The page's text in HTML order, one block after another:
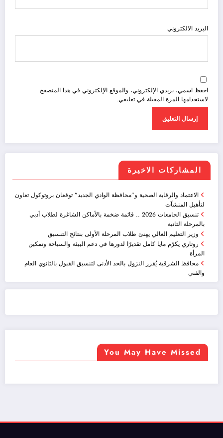
البريد الالكتروني
احفظ اسمي، بريدي الإلكتروني، والموقع الإلكتروني في هذا المتصفح
لاستخدامها المرة المقبلة في تعليقي.
المشاركات الاخيرة
الاعتماد والرقابة الصحية و”محافظة الوادي الجديد” توقعان بروتوكول تعاون
لتأهيل المنشآت
تنسيق الجامعات 2026 .. قائمة ضخمة بالأماكن الشاغرة لطلاب أدبي
بالمرحلة الثانية
وزير التعليم العالي يهنئ طلاب المرحلة الأولى بنتائج التنسيق
روتاري يكرّم مايا كامل تقديرًا لدورها في دعم البيئة والسياحة وتمكين
المرأة
محافظ الشرقية يُقرر النزول بالحد الأدنى لتنسيق القبول بالثانوي العام
والفني
You May Have Missed